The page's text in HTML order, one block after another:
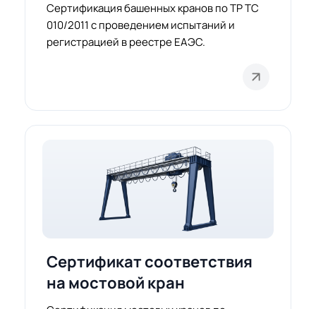
Сертификация башенных кранов по ТР ТС
010/2011 с проведением испытаний и
регистрацией в реестре ЕАЭС.
Сертификат соответствия
на мостовой кран